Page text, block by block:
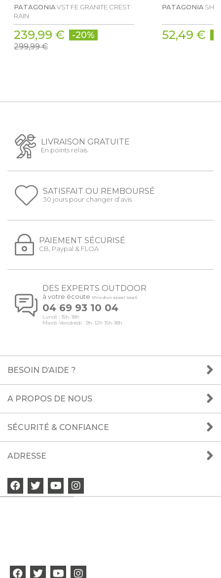
PATAGONIAVST FE GRANITE CREST
RAIN
239,99 € -20%
299,99 €
PATAGONIA
52,49 €
LIVRAISON GRATUITE
En points relais
SATISFAIT OU REMBOURSÉ
30 jours pour changer d’avis
PAIEMENT SÉCURISÉ
CB, Paypal & FLOA
DES EXPERTS OUTDOOR
à votre écoute (Prix d'un appel local)
04 69 93 10 04
Lundi : 15h-18h
Mardi-Vendredi : 9h-12h 15h-18h
BESOIN D’AIDE ?
A PROPOS DE NOUS
SÉCURITÉ & CONFIANCE
ADRESSE